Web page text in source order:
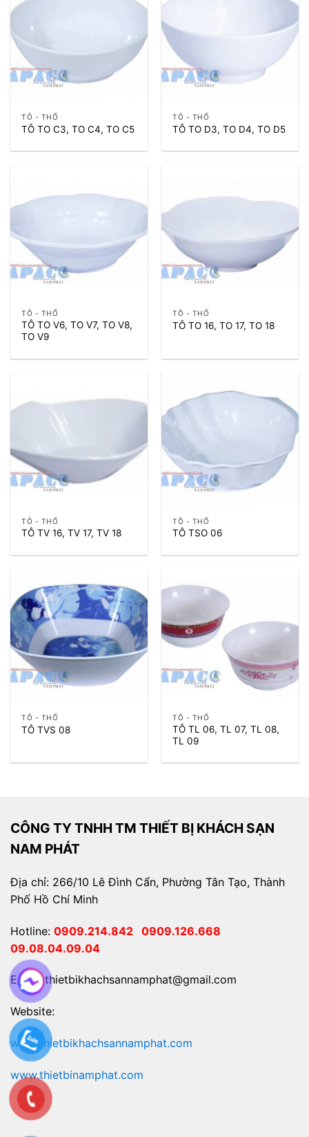
TÔ - THỐ
TÔ TO C3, TO C4, TO C5
TÔ - THỐ
TÔ TO D3, TO D4, TO D5
TÔ - THỐ
TÔ TO V6, TO V7, TO V8,
TO V9
TÔ - THỐ
TÔ TO 16, TO 17, TO 18
TÔ - THỐ
TÔ TV 16, TV 17, TV 18
TÔ - THỐ
TÔ TSO 06
TÔ - THỐ
TÔ TVS 08
TÔ - THỐ
TÔ TL 06, TL 07, TL 08,
TL 09
CÔNG TY TNHH TM THIẾT BỊ KHÁCH SẠN
NAM PHÁT
Địa chỉ: 266/10 Lê Đình Cẩn, Phường Tân Tạo, Thành
Phố Hồ Chí Minh
Hotline: 0909.214.842 0909.126.668
09.08.04.09.04
Email: thietbikhachsannamphat@gmail.com
Website:
www.thietbikhachsannamphat.com
www.thietbinamphat.com